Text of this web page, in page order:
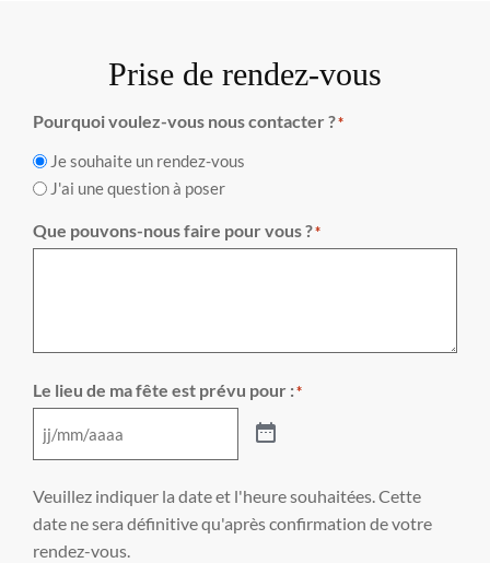
Prise de rendez-vous
Pourquoi voulez-vous nous contacter ?*
Je souhaite un rendez-vous
J'ai une question à poser
Que pouvons-nous faire pour vous ?*
Le lieu de ma fête est prévu pour :*
Veuillez indiquer la date et l'heure souhaitées. Cette
date ne sera définitive qu'après confirmation de votre
rendez-vous.